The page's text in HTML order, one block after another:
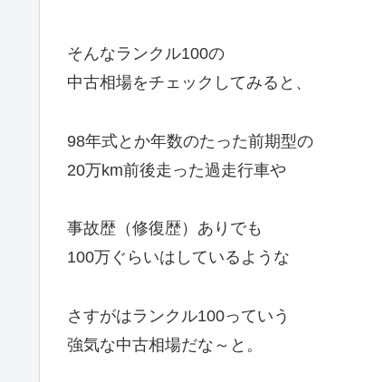
そんなランクル100の
中古相場をチェックしてみると、
98年式とか年数のたった前期型の
20万km前後走った過走行車や
事故歴（修復歴）ありでも
100万ぐらいはしているような
さすがはランクル100っていう
強気な中古相場だな～と。